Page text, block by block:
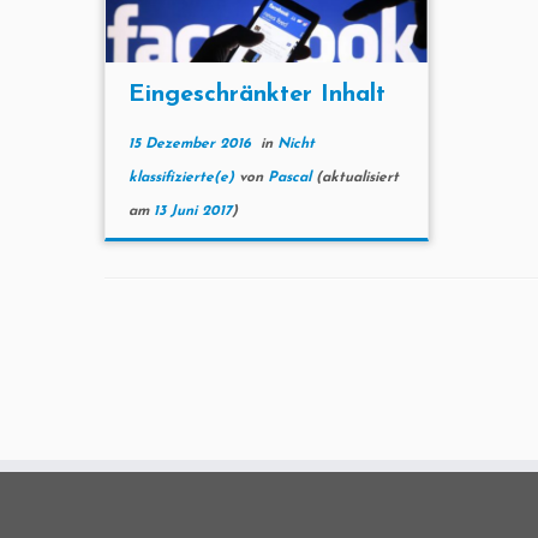
Eingeschränkter Inhalt
15 Dezember 2016in Nicht
klassifizierte(e) von Pascal(aktualisiert
am 13 Juni 2017)